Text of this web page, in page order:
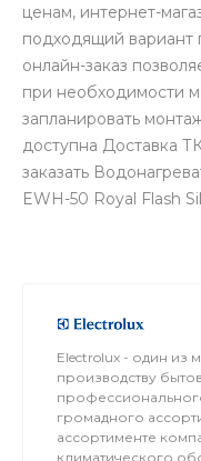
ценам, интернет-
подходящий
онлайн-заказ
при необходимости
запланировать
доступна Доставка
заказать
EWH-50 Royal Flash
Electrolux - один из
производству
громадного
ассортименте
климатического